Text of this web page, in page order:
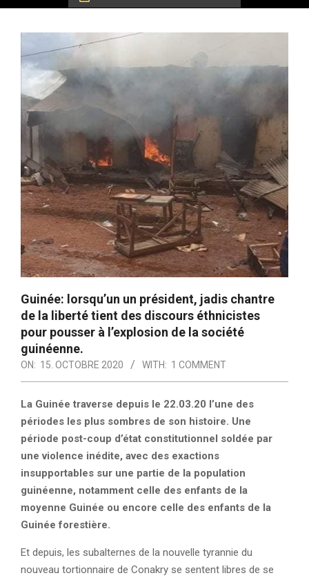
Guinée: lorsqu’un un président, jadis chantre
de la liberté tient des discours éthnicistes
pour pousser à l’explosion de la société
guinéenne.
ON: 15. OCTOBRE 2020 WITH: 1 COMMENT
La Guinée traverse depuis le 22.03.20 l’une des
périodes les plus sombres de son histoire. Une
période post-coup d’état constitutionnel soldée par
une violence inédite, avec des exactions
insupportables sur une partie de la population
guinéenne, notamment celle des enfants de la
moyenne Guinée ou encore celle des enfants de la
Guinée forestière.
Et depuis, les subalternes de la nouvelle tyrannie du
nouveau tortionnaire de Conakry se sentent libres de se